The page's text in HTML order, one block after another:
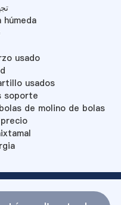
usado
usados
soporte
de molino de bolas